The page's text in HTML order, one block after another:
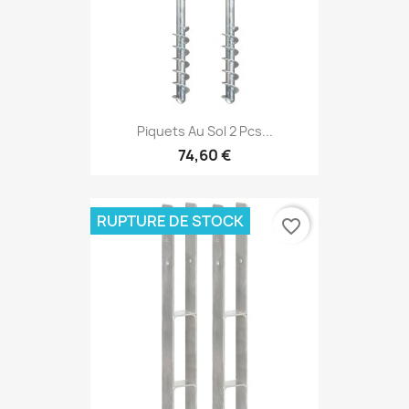
Piquets Au Sol 2 Pcs...
74,60 €
RUPTURE DE STOCK favorite_border